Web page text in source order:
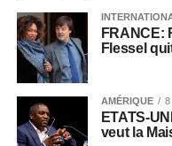
FRANCE:
Flessel
AMÉRIQUE 8
ETATS-
veut la